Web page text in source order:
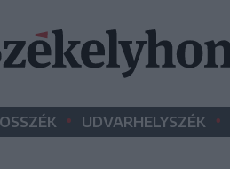
• UDVARHELYSZÉK •